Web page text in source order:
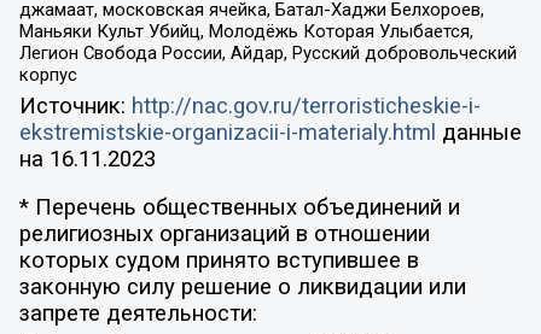
джамаат, московская ячейка, Батал-Хаджи Белхороев,
Маньяки Культ Убийц, Молодёжь Которая Улыбается,
Легион Свобода России, Айдар, Русский добровольческий
корпус
Источник: http://nac.gov.ru/terroristicheskie-i-
ekstremistskie-organizacii-i-materialy.html данные
на 16.11.2023
* Перечень общественных объединений и
религиозных организаций в отношении
которых судом принято вступившее в
законную силу решение о ликвидации или
запрете деятельности: